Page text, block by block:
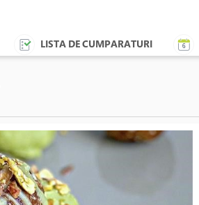
LISTA DE CUMPARATURI